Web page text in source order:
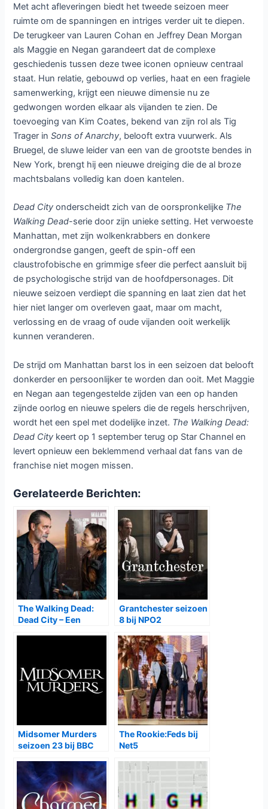
Het eerste seizoen liet kijkers verbijsterd achter toen
Maggie haar grootste vijand uitleverde aan de
meedogenloze Dama in ruil voor de veilige terugkeer van
haar zoon Hershel. Die beslissing keert als een boemerang
terug in dit tweede hoofdstuk, waarin Negan niet langer
een gevangene is, maar een wapen in de handen van de
Dama, die Manhattan onder haar harde regime wil
verenigen. Negan wordt gedwongen zijn beruchte verleden
opnieuw te omarmen en zijn charismatische, maar
gewelddadige kant naar voren te halen om te overleven.
Maggie daarentegen worstelt met de morele prijs die ze
heeft betaald. Haar beslissing heeft niet alleen hun
dynamiek voorgoed veranderd, maar ook de
personages worden zo ongewild de gezichten van twee
rivaliserende facties: het groeiende imperium van de Dama
en de Marshals van New Babylon, die vanaf de andere kant
van de rivier dreigend oprukken.
Met acht afleveringen biedt het tweede seizoen meer
ruimte om de spanningen en intriges verder uit te diepen.
De terugkeer van Lauren Cohan en Jeffrey Dean Morgan
als Maggie en Negan garandeert dat de complexe
geschiedenis tussen deze twee iconen opnieuw centraal
samenwerking, krijgt een nieuwe dimensie nu ze
gedwongen worden elkaar als vijanden te zien. De
toevoeging van Kim Coates, bekend van zijn rol als Tig
Trager inSons of Anarchy, belooft extra vuurwerk. Als
Bruegel, de sluwe leider van een van de grootste bendes in
New York, brengt hij een nieuwe dreiging die de al broze
machtsbalans volledig kan doen kantelen.
Walking Dead -serie door zijn unieke setting. Het verwoeste
Manhattan, met zijn wolkenkrabbers en donkere
ondergrondse gangen, geeft de spin-off een
claustrofobische en grimmige sfeer die perfect aansluit bij
de psychologische strijd van de hoofdpersonages. Dit
nieuwe seizoen verdiept die spanning en laat zien dat het
hier niet langer om overleven gaat, maar om macht,
verlossing en de vraag of oude vijanden ooit werkelijk
kunnen veranderen.
De strijd om Manhattan barst los in een seizoen dat belooft
donkerder en persoonlijker te worden dan ooit. Met Maggie
en Negan aan tegengestelde zijden van een op handen
zijnde oorlog en nieuwe spelers die de regels herschrijven,
wordt het een spel met dodelijke inzet.The Walking Dead:
keert op 1 september terug op Star Channel en
levert opnieuw een beklemmend verhaal dat fans van de
franchise niet mogen missen.
Gerelateerde Berichten: